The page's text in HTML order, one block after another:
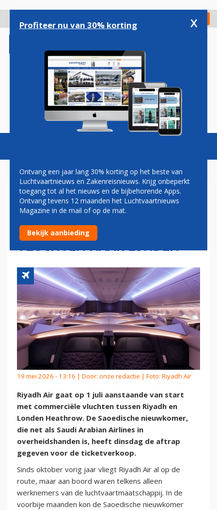
gaan
Check in
Magazine Podcasts Vacatures
SAOEDISCHE NIEUWKOMER
RIYADH AIR START
TICKETVERKOOP VOOR
VLUCHTEN NAAR LONDEN
19 mei 2026 - 13:16 | Door: onze redactie | Foto: Riyadh Air
Riyadh Air gaat op 1 juli aanstaande van start
met commerciële vluchten tussen Riyadh en
Londen Heathrow. De Saoedische nieuwkomer,
die net als Saudi Arabian Airlines in
overheidshanden is, heeft dinsdag de aftrap
gegeven voor de ticketverkoop.
Sinds oktober vorig jaar vliegt Riyadh Air al op de
route, maar aan boord waren telkens alleen
werknemers van de luchtvaartmaatschappij. In de
voorbije maanden kon de Saoedische nieuwkomer
Profiteer nu van 30% korting x
Ontvang een jaar lang 30% korting op het beste van
Luchtvaartnieuws en Zakenreisnieuws. Krijg onbeperkt
toegang tot al het nieuws en de bijbehorende Apps.
Ontvang tevens 12 maanden het Luchtvaartnieuws
Magazine in de mail of op de mat.
Bekijk aanbieding